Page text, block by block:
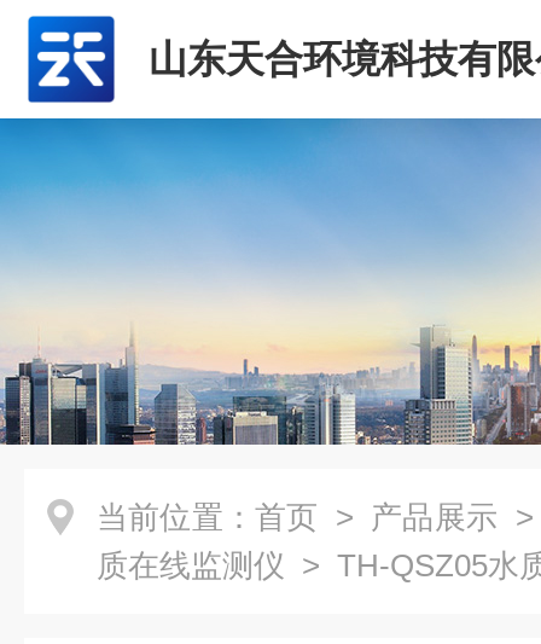
山东天合环境科技有
当前位置： 首页 > 产品展示
质在线监测仪 > TH-QSZ05水